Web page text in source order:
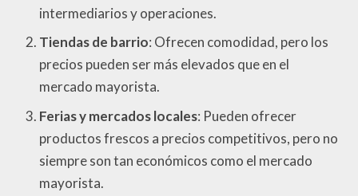
intermediarios y operaciones.
Tiendas de barrio: Ofrecen comodidad, pero los
precios pueden ser más elevados que en el
mercado mayorista.
Ferias y mercados locales: Pueden ofrecer
productos frescos a precios competitivos, pero no
siempre son tan económicos como el mercado
mayorista.